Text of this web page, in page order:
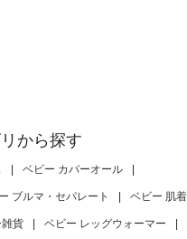
から探す
| ベビー カバーオール |
ブルマ・セパレート | ベビー 肌着
貨 | ベビー レッグウォーマー |